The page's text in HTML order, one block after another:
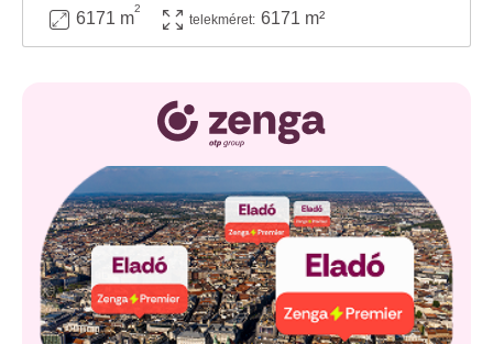
6171 m
2
telekméret: 6171 m²